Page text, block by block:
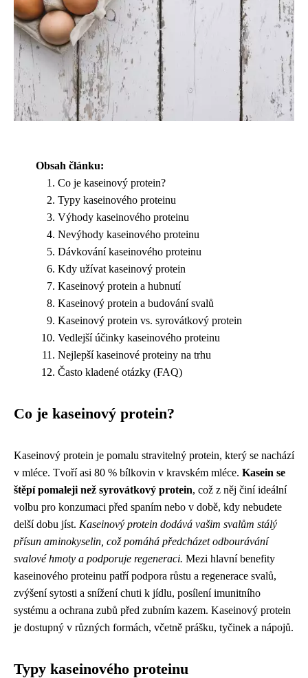
Obsah článku:
Co je kaseinový protein?
Typy kaseinového proteinu
Výhody kaseinového proteinu
Nevýhody kaseinového proteinu
Dávkování kaseinového proteinu
Kdy užívat kaseinový protein
Kaseinový protein a hubnutí
Kaseinový protein a budování svalů
Kaseinový protein vs. syrovátkový protein
Vedlejší účinky kaseinového proteinu
Nejlepší kaseinové proteiny na trhu
Často kladené otázky (FAQ)
Co je kaseinový protein?
Kaseinový protein je pomalu stravitelný protein, který se nachází
v mléce. Tvoří asi 80 % bílkovin v kravském mléce. Kasein se
štěpí pomaleji než syrovátkový protein, což z něj činí ideální
volbu pro konzumaci před spaním nebo v době, kdy nebudete
delší dobu jíst. Kaseinový protein dodává vašim svalům stálý
přísun aminokyselin, což pomáhá předcházet odbourávání
svalové hmoty a podporuje regeneraci. Mezi hlavní benefity
kaseinového proteinu patří podpora růstu a regenerace svalů,
zvýšení sytosti a snížení chuti k jídlu, posílení imunitního
systému a ochrana zubů před zubním kazem. Kaseinový protein
je dostupný v různých formách, včetně prášku, tyčinek a nápojů.
Typy kaseinového proteinu